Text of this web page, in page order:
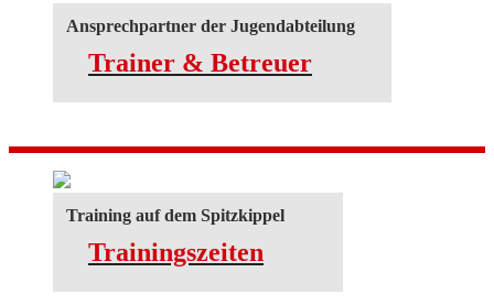
Ansprechpartner der Jugendabteilung
Trainer & Betreuer
Training auf dem Spitzkippel
Trainingszeiten